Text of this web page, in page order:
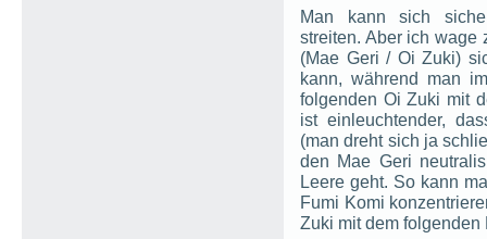
Man kann sich
streiten. Aber ich wage
(Mae Geri / Oi Zuki)
kann, während man
folgenden Oi Zuki mit
ist einleuchtender,
(man dreht sich ja
den Mae Geri
Leere geht. So kann
Fumi Komi
Zuki mit dem